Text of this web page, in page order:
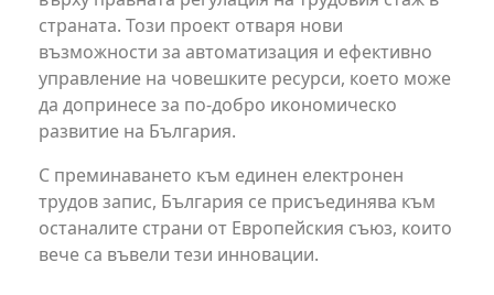
страната. Този проект отваря нови
възможности за автоматизация и ефективно
управление на човешките ресурси, което може
да допринесе за по-добро икономическо
развитие на България.
С преминаването към единен електронен
трудов запис, България се присъединява към
останалите страни от Европейския съюз, които
вече са въвели тези инновации.